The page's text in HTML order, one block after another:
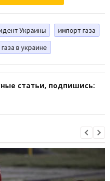
Украины
импорт газа
в украине
статьи, подпишись: